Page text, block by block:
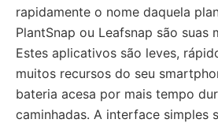
rapidamente o nome daquela
PlantSnap ou Leafsnap são suas
Estes aplicativos são leves,
muitos recursos do seu
bateria acesa por mais tempo
caminhadas. A interface simples